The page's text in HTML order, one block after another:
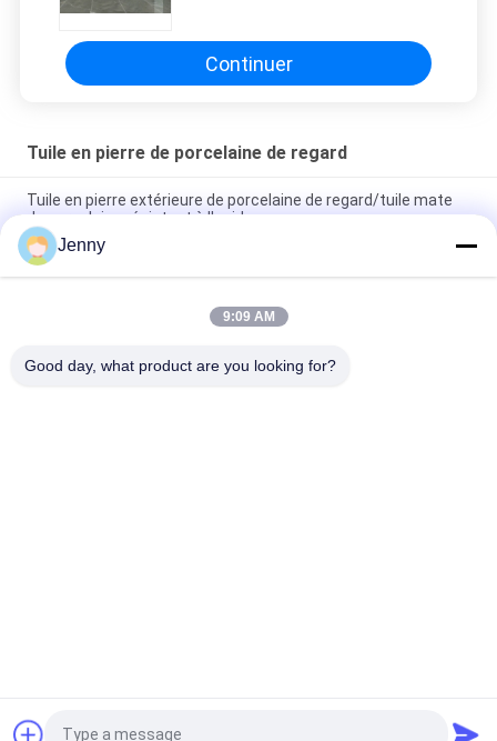
Continuer
Tuile en pierre de porcelaine de regard
Tuile en pierre extérieure de porcelaine de regard/tuile mate
de porcelaine résistant à l'acide
Appui vitré par tuile de matériau de construction de porcelaine
de regard de grès de 30 x de 60 cm
Carrelage en pierre rustique de tuile de porcelaine de
Ciment
Jenny
9:09 AM
Good day, what product are you looking for?